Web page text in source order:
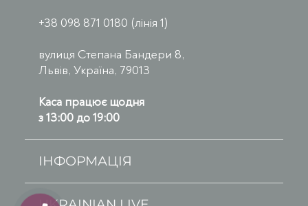
+38 098 871 0180 (лінія 1)
вулиця Степана Бандери 8,
Львів, Україна, 79013
Каса працює щодня
з 13:00 до 19:00
ІНФОРМАЦІЯ